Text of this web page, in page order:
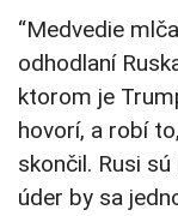
“Medvedie
odhodlaní
ktorom je
hovorí, a robí
skončil. Rusi
úder by sa